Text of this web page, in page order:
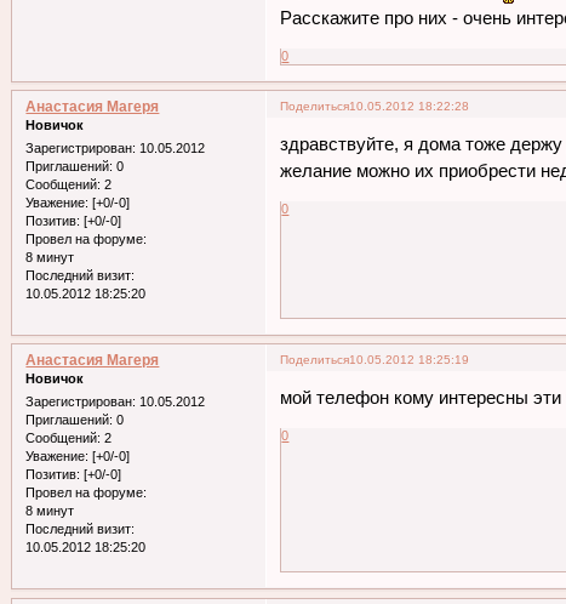
Расскажите про них - очень
0
Поделиться10.05.2012 18:22:28
Анастасия Магеря
Новичок
Зарегистрирован: 10.05.2012
Приглашений: 0
Сообщений: 2
Уважение: [+0/-0]
Позитив: [+0/-0]
Провел на форуме:
8 минут
Последний визит:
10.05.2012 18:25:20
здравствуйте, я дома тоже
желание можно их приобрести
0
Поделиться10.05.2012 18:25:19
Анастасия Магеря
Новичок
Зарегистрирован: 10.05.2012
Приглашений: 0
Сообщений: 2
Уважение: [+0/-0]
Позитив: [+0/-0]
Провел на форуме:
8 минут
Последний визит:
10.05.2012 18:25:20
мой телефон кому интересны
0